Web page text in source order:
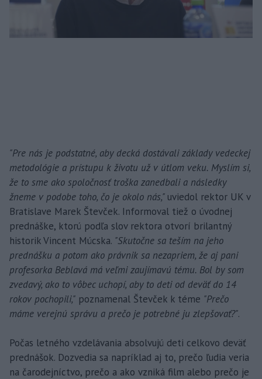
"Pre nás je podstatné, aby decká dostávali základy vedeckej
metodológie a prístupu k životu už v útlom veku. Myslím si,
že to sme ako spoločnosť troška zanedbali a následky
žneme v podobe toho, čo je okolo nás," uviedol rektor UK v
Bratislave Marek Števček. Informoval tiež o úvodnej
prednáške, ktorú podľa slov rektora otvorí brilantný
historik Vincent Múcska. "Skutočne sa teším na jeho
prednášku a potom ako právnik sa nezapriem, že aj pani
profesorka Beblavá má veľmi zaujímavú tému. Bol by som
zvedavý, ako to vôbec uchopí, aby to deti od deväť do 14
rokov pochopili," poznamenal Števček k téme "Prečo
máme verejnú správu a prečo je potrebné ju zlepšovať?".
Počas letného vzdelávania absolvujú deti celkovo deväť
prednášok. Dozvedia sa napríklad aj to, prečo ľudia veria
na čarodejníctvo, prečo a ako vzniká film alebo prečo je